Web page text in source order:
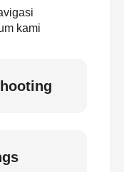
kami